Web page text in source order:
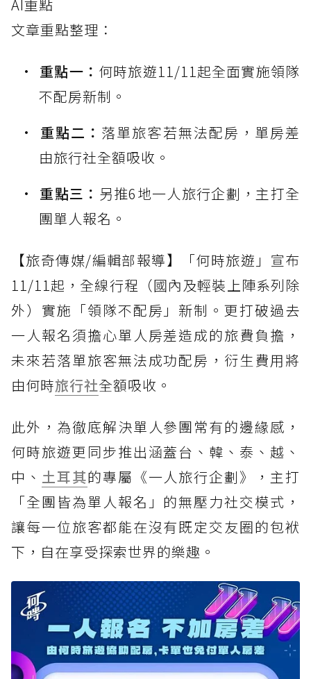
AI重點
文章重點整理：
重點一： 何時旅遊11/11起全面實施領隊
不配房新制。
重點二： 落單旅客若無法配房，單房差
由旅行社全額吸收。
重點三： 另推6地一人旅行企劃，主打全
團單人報名。
【旅奇傳媒/編輯部報導】「何時旅遊」宣布
11/11起，全線行程（國內及輕裝上陣系列除
外）實施「領隊不配房」新制。更打破過去
一人報名須擔心單人房差造成的旅費負擔，
未來若落單旅客無法成功配房，衍生費用將
由何時旅行社全額吸收。
此外，為徹底解決單人參團常有的邊緣感，
何時旅遊更同步推出涵蓋台、韓、泰、越、
中、 土耳其的專屬《一人旅行企劃》，主打
「全團皆為單人報名」的無壓力社交模式，
讓每一位旅客都能在沒有既定交友圈的包袱
下，自在享受探索世界的樂趣。